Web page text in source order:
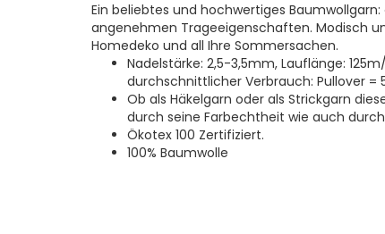
Ein beliebtes und hochwertiges
angenehmen Trageeigenschaften. Modisch
Homedeko und all Ihre Sommersachen.
Nadelstärke: 2,5-3,5mm, Lauflänge:
durchschnittlicher Verbrauch: Pullover =
Ob als Häkelgarn oder als Strickgarn
durch seine Farbechtheit wie auch
Ökotex 100 Zertifiziert.
100% Baumwolle